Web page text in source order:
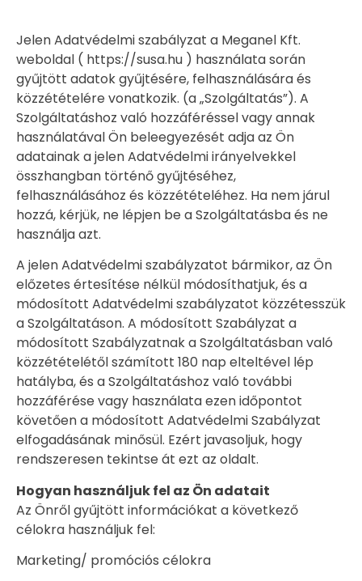
Jelen Adatvédelmi szabályzat a Meganel Kft.
weboldal ( https://susa.hu ) használata során
gyűjtött adatok gyűjtésére, felhasználására és
közzétételére vonatkozik. (a „Szolgáltatás”). A
Szolgáltatáshoz való hozzáféréssel vagy annak
használatával Ön beleegyezését adja az Ön
adatainak a jelen Adatvédelmi irányelvekkel
összhangban történő gyűjtéséhez,
felhasználásához és közzétételéhez. Ha nem járul
hozzá, kérjük, ne lépjen be a Szolgáltatásba és ne
használja azt.
A jelen Adatvédelmi szabályzatot bármikor, az Ön
előzetes értesítése nélkül módosíthatjuk, és a
módosított Adatvédelmi szabályzatot közzétesszük
a Szolgáltatáson. A módosított Szabályzat a
módosított Szabályzatnak a Szolgáltatásban való
közzétételétől számított 180 nap elteltével lép
hatályba, és a Szolgáltatáshoz való további
hozzáférése vagy használata ezen időpontot
követően a módosított Adatvédelmi Szabályzat
elfogadásának minősül. Ezért javasoljuk, hogy
rendszeresen tekintse át ezt az oldalt.
Hogyan használjuk fel az Ön adatait
Az Önről gyűjtött információkat a következő
célokra használjuk fel:
Marketing/ promóciós célokra